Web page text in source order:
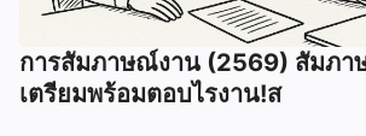
การสัมภาษณ์งาน (2569) สัมภา
เตรียมพร้อมตอบไรงาน!ส